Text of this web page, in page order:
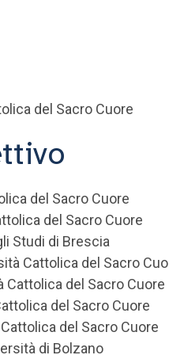
del Sacro Cuore
del Sacro Cuore
del Sacro Cuore
Studi di Brescia
Cattolica del Sacro
del Sacro Cuore
del Sacro Cuore
del Sacro Cuore
di Bolzano